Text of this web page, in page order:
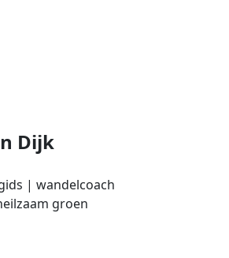
Dijk
| wandelcoach
groen